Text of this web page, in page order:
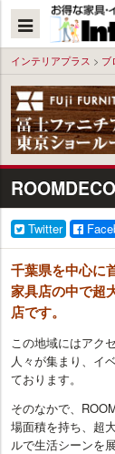
へ
インテリアプラス > ブ
Twitter
千葉県を中心に
家具店の中で超
店です。
この地域にはアク
人々が集まり、イ
ております。
そのなかで、
場面積を持ち、超
ルで生活シーンを